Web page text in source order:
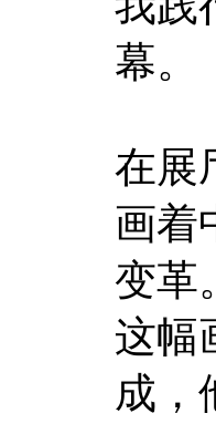
幕。
在展
画着
变革
这幅
成，